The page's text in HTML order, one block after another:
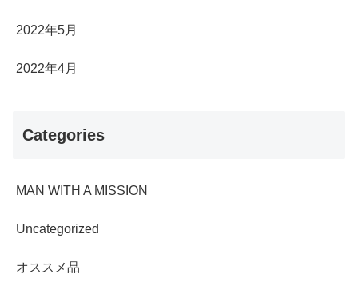
2022年5月
2022年4月
Categories
MAN WITH A MISSION
Uncategorized
オススメ品